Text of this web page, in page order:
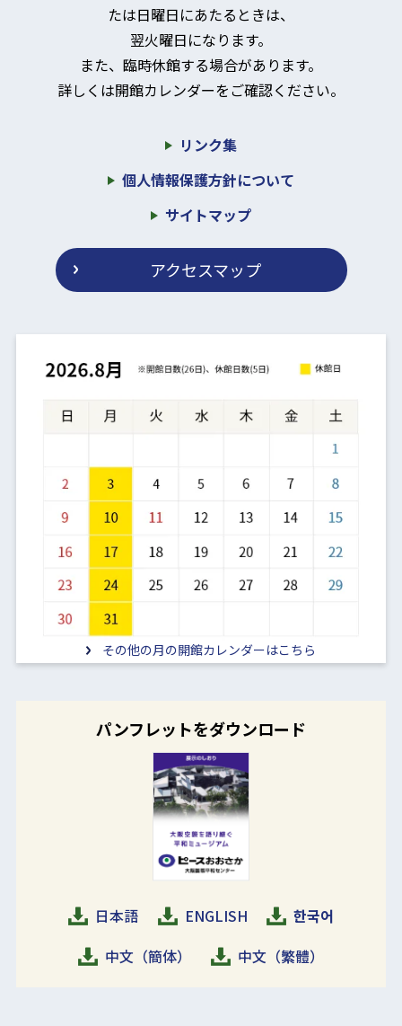
たは日曜日にあたるときは、
翌火曜日になります。
また、臨時休館する場合があります。
詳しくは開館カレンダーをご確認ください。
リンク集
個人情報保護方針について
サイトマップ
その他の月の開館カレンダーはこちら
アクセスマップ
パンフレットをダウンロード
日本語 ENGLISH
한국어
中文（簡体）
中文（繁體）